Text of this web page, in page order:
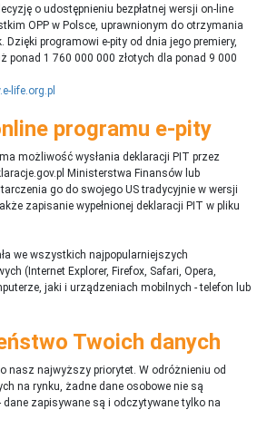
o udostępnieniu bezpłatnej wersji on-line
OPP w Polsce, uprawnionym do otrzymania
Dzięki programowi e-pity od dnia jego premiery,
ponad 1 760 000 000 złotych dla ponad 9 000
life.org.pl
programu e-pity
możliwość wysłania deklaracji PIT przez
Ministerstwa Finansów lub
go do swojego US tradycyjnie w wersji
zapisanie wypełnionej deklaracji PIT w pliku
we wszystkich najpopularniejszych
(Internet Explorer, Firefox, Safari, Opera,
jaki i urządzeniach mobilnych - telefon lub
Twoich danych
nasz najwyższy priorytet. W odróżnieniu od
na rynku, żadne dane osobowe nie są
dane zapisywane są i odczytywane tylko na